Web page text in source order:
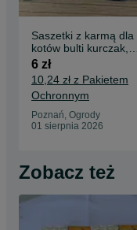
Saszetki z karmą dla
kotów bulti kurczak,
kaczka NOWE
6 zł
10,24 zł z Pakietem
Ochronnym
Poznań, Ogrody
01 sierpnia 2026
Zobacz też